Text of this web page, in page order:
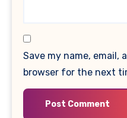
Save my name, email,
browser for the next